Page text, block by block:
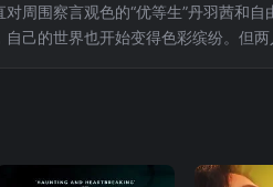
周围察言观色的“优等生”丹羽茜和
己的世界也开始变得色彩缤纷。但